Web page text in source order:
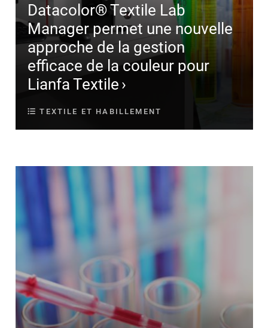
Datacolor® Textile Lab
Manager permet une nouvelle
approche de la gestion
efficace de la couleur pour
Lianfa Textile
TEXTILE ET HABILLEMENT